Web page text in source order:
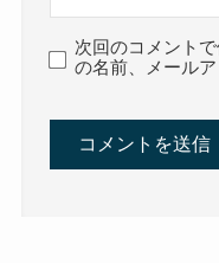
次回のコメント
の名前、メール